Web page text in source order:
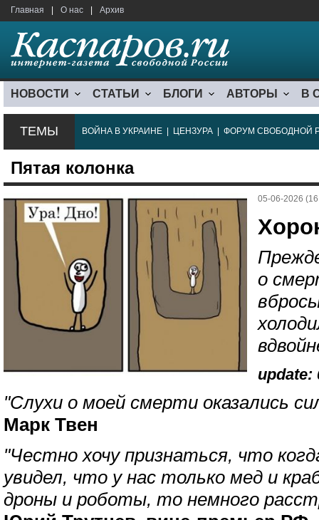
Главная О нас Архив
НОВОСТИ СТАТЬИ БЛОГИ АВТОРЫ В
ТЕМЫ ВОЙНА В УКРАИНЕ ЦЕНЗУРА ФОРУМ СВОБОДНОЙ
Пятая колонка
05-06-2026
о
update:
"Слухи о моей смерти оказались
Марк Твен
"Честно хочу признаться, что
увидел, что у нас только мед и
дроны и роботы, то немного